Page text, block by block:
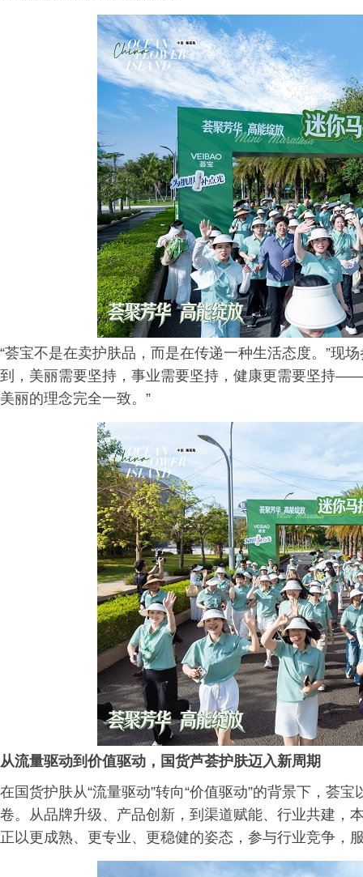
“荟宝不是在卖护肤品，而是在传递一种生活态度。”现
到，美丽需要坚持，事业需要坚持，健康更需要坚持
美丽的理念完全一致。”
从流量驱动到价值驱动，国货芦荟护肤迈入新周期
在国货护肤从“流量驱动”转向“价值驱动”的背景下，荟
卷。从品牌升级、产品创新，到渠道赋能、行业共建，
正以更成熟、更专业、更稳健的姿态，参与行业竞争，